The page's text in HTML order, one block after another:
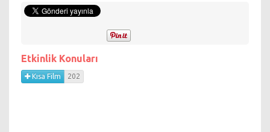
eğitimi ve birbirinden değerli teknik ekipmanlarla
ödüllendiriyor.
Etkinlik Konuları
Kısa Film 202